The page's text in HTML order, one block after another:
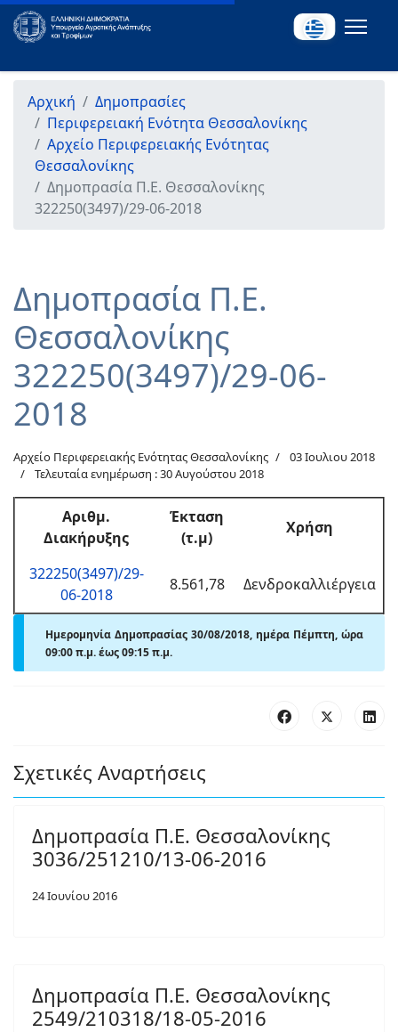
Αρχική
Δημοπρασίες
Περιφερειακή Ενότητα Θεσσαλονίκης
Αρχείο Περιφερειακής Ενότητας
Θεσσαλονίκης
Δημοπρασία Π.Ε. Θεσσαλονίκης
322250(3497)/29-06-2018
Δημοπρασία Π.Ε.
Θεσσαλονίκης
322250(3497)/29-06-
2018
Αρχείο Περιφερειακής Ενότητας Θεσσαλονίκης
03 Ιουλιου 2018
Τελευταία ενημέρωση : 30 Αυγούστου 2018
Αριθμ.
Διακήρυξης
Έκταση
(τ.μ)
Χρήση
322250(3497)/29-
06-2018
8.561,78 Δενδροκαλλιέργεια
Ημερομηνία Δημοπρασίας 30/08/2018, ημέρα Πέμπτη, ώρα
09:00 π.μ. έως 09:15 π.μ.
Σχετικές Αναρτήσεις
Δημοπρασία Π.Ε. Θεσσαλονίκης
3036/251210/13-06-2016
24 Ιουνίου 2016
Δημοπρασία Π.Ε. Θεσσαλονίκης
2549/210318/18-05-2016